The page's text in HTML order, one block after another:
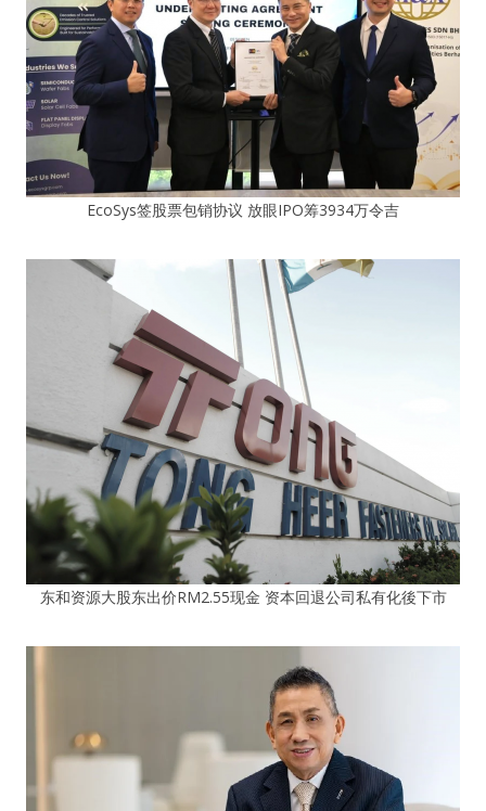
EcoSys签股票包销协议 放眼IPO筹3934万令吉
东和资源大股东出价RM2.55现金 资本回退公司私有化後下市